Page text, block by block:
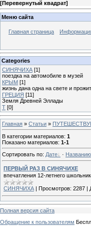
[Перевернутый квадрат]
Меню сайта
Главная страница
Categories
СИНЯЧИХА [1]
поездка на автомобиле в музей
КРЫМ [1]
жизнь дана одна на свете и
ГРЕЦИЯ [11]
Земля Древней Эллады
Т [0]
Главная » Статьи »
В категории материалов: 1
Показано материалов: 1-1
Сортировать по: Дате · Названию
ПЕРВЫЙ РАЗ В СИНЯЧИХЕ
впечатления 12-летнего
СИНЯЧИХА | Просмотров: 2287 |
Полная версия сайта
Обращение к пользователям